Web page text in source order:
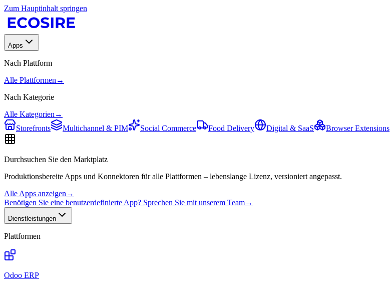
Zum Hauptinhalt springen
Apps
Nach Plattform
Alle Plattformen →
Nach Kategorie
Alle Kategorien →
Storefronts
Multichannel & PIM Social Commerce Food Delivery Digital & SaaS Browser Extensions
Durchsuchen Sie den Marktplatz
Produktionsbereite Apps und Konnektoren für alle Plattformen – lebenslange Lizenz, versioniert angepasst.
Alle Apps anzeigen →
Benötigen Sie eine benutzerdefinierte App? Sprechen Sie mit unserem Team→
Dienstleistungen
Plattformen
Odoo ERP